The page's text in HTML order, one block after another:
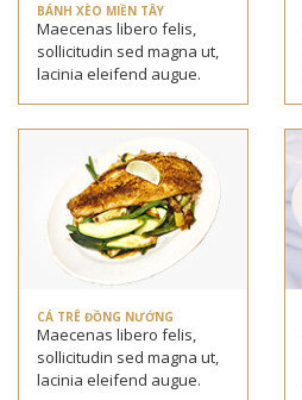
BÁNH XÈO MIỀN TÂY
Maecenas libero felis,
sollicitudin sed magna ut,
lacinia eleifend augue.
CÁ TRÊ ĐỒNG NƯỚNG
Maecenas libero felis,
sollicitudin sed magna ut,
lacinia eleifend augue.